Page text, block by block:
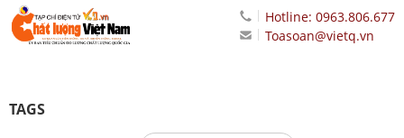
Hotline: 0963.806.677
Toasoan@vietq.vn
TAGS